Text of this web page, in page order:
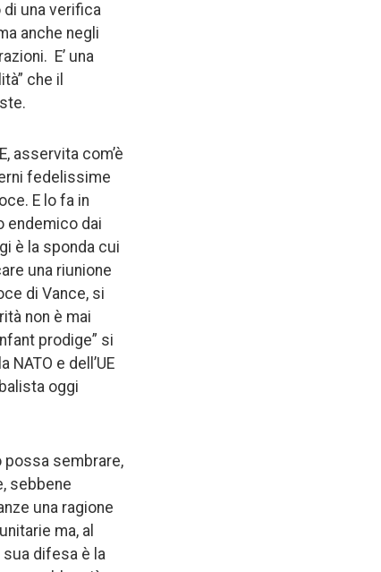
una verifica
anche negli
E’ una
che il
asservita com’è
fedelissime
E lo fa in
endemico dai
è la sponda cui
una riunione
di Vance, si
non è mai
prodige” si
e dell’UE
oggi
possa sembrare,
sebbene
una ragione
ma, al
difesa è la